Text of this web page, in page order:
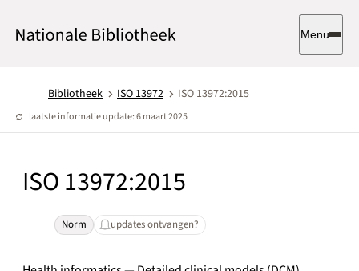
Menu
Bibliotheek ISO 13972 ISO 13972:2015
laatste informatie update: 6 maart 2025
ISO 13972:2015
Norm updates ontvangen?